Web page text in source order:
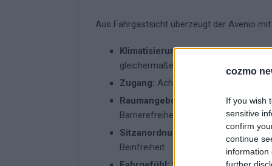
cozmo
If you wish
sensitive
confirm
continue
information
further
Aus Fahrgastsicht überzeugt der Avenio
Klimatisierung:Angesichts heißer
gleichermaßen ein Pluspunkt.
Zugang: Acht breite Türen
Raumangebot:
Großzügige
Barrierefreiheit.
Sitzanordnung:
Eine Mischung aus
Beinfreiheit.